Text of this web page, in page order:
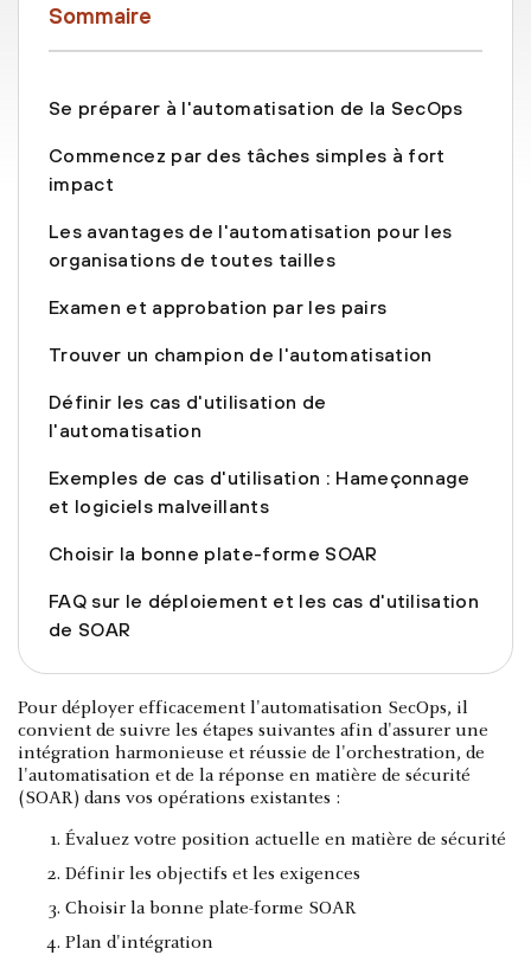
Sommaire
Se préparer à l'automatisation de la SecOps
Commencez par des tâches simples à fort
impact
Les avantages de l'automatisation pour les
organisations de toutes tailles
Examen et approbation par les pairs
Trouver un champion de l'automatisation
Définir les cas d'utilisation de
l'automatisation
Exemples de cas d'utilisation : Hameçonnage
et logiciels malveillants
Choisir la bonne plate-forme SOAR
FAQ sur le déploiement et les cas d'utilisation
de SOAR
Pour déployer efficacement l'automatisation SecOps, il
convient de suivre les étapes suivantes afin d'assurer une
intégration harmonieuse et réussie de l'orchestration, de
l'automatisation et de la réponse en matière de sécurité
(SOAR) dans vos opérations existantes :
Évaluez votre position actuelle en matière de sécurité
Définir les objectifs et les exigences
Choisir la bonne plate-forme SOAR
Plan d'intégration